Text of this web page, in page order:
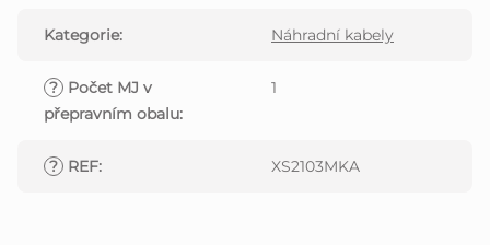
Kategorie: Náhradní kabely
? Počet MJ v
přepravním obalu:
1
? REF: XS2103MKA